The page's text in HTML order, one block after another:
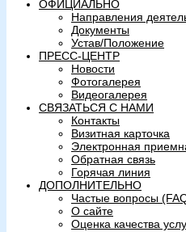
ОФИЦИАЛЬНО
Направления
Документы
Устав/Положение
ПРЕСС-ЦЕНТР
Новости
Фотогалерея
Видеогалерея
СВЯЗАТЬСЯ С НАМИ
Контакты
Визитная карточка
Электронная
Обратная связь
Горячая линия
ДОПОЛНИТЕЛЬНО
Частые вопросы
О сайте
Оценка качества